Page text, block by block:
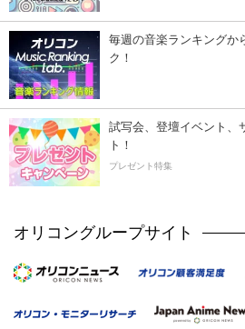
毎週の音楽ランキングか
ク！
試写会、登壇イベント、
ト！
プレゼント特集
オリコングループサイト